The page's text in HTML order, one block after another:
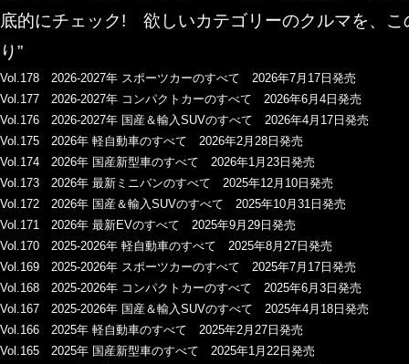
底的にチェック! 欲しいカテゴリーのクルマを、こ
り”
Vol.178 2026-2027年 スポーツカーのすべて 2026年7月17日発売
Vol.177 2026-2027年 コンパクトカーのすべて 2026年6月4日発売
Vol.176 2026-2027年 国産＆輸入SUVのすべて 2026年4月17日発売
Vol.175 2026年 軽自動車のすべて 2026年2月28日発売
Vol.174 2026年 国産新型車のすべて 2026年1月23日発売
Vol.173 2026年 最新ミニバンのすべて 2025年12月10日発売
Vol.172 2026年 国産＆輸入SUVのすべて 2025年10月31日発売
Vol.171 2026年 最新EVのすべて 2025年9月29日発売
Vol.170 2025-2026年 軽自動車のすべて 2025年8月27日発売
Vol.169 2025-2026年 スポーツカーのすべて 2025年7月17日発売
Vol.168 2025-2026年 コンパクトカーのすべて 2025年6月3日発売
Vol.167 2025-2026年 国産＆輸入SUVのすべて 2025年4月18日発売
Vol.166 2025年 軽自動車のすべて 2025年2月27日発売
Vol.165 2025年 国産新型車のすべて 2025年1月22日発売